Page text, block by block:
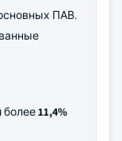
ПАВ.
более11,4%